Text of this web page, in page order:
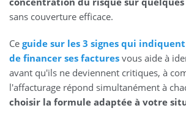
sans couverture efficace.
Ce guide sur les 3 signes qui
de financer ses factures vous aide à
avant qu'ils ne deviennent critiques, à
l'affacturage répond simultanément à
choisir la formule adaptée à votre